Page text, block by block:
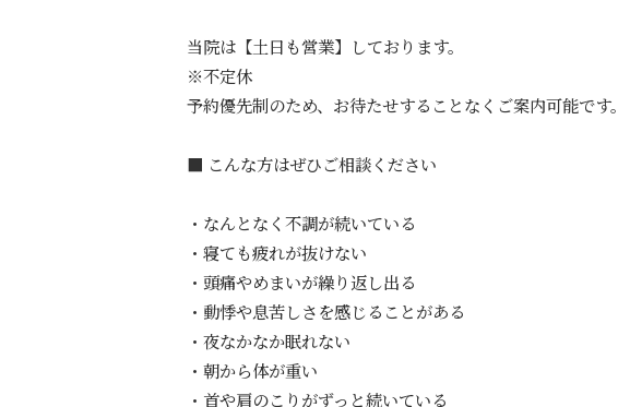
当院は【土日も営業】しております。
※不定休
予約優先制のため、お待たせすることなくご案内可能です。
■ こんな方はぜひご相談ください
・なんとなく不調が続いている
・寝ても疲れが抜けない
・頭痛やめまいが繰り返し出る
・動悸や息苦しさを感じることがある
・夜なかなか眠れない
・朝から体が重い
・首や肩のこりがずっと続いている